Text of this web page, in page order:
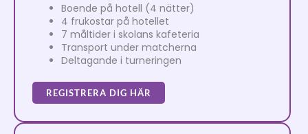
Boende på hotell (4 nätter)
4 frukostar på hotellet
7 måltider i skolans kafeteria
Transport under matcherna
Deltagande i turneringen
REGISTRERA DIG HÄR